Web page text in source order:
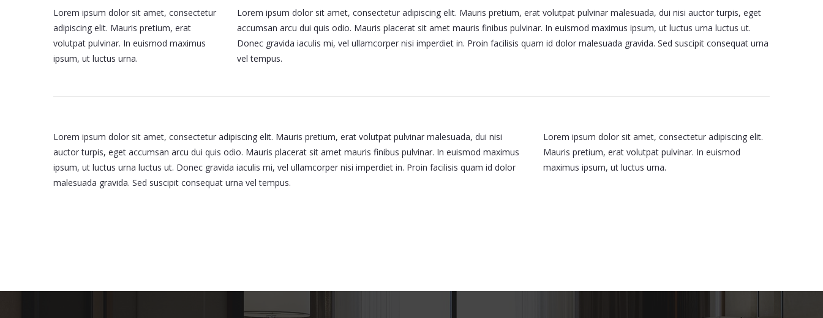
Lorem ipsum dolor sit amet, consectetur
adipiscing elit. Mauris pretium, erat
volutpat pulvinar. In euismod maximus
ipsum, ut luctus urna.
Lorem ipsum dolor sit amet, consectetur adipiscing elit. Mauris pretium, erat volutpat pulvinar malesuada, dui nisi auctor turpis, eget
accumsan arcu dui quis odio. Mauris placerat sit amet mauris finibus pulvinar. In euismod maximus ipsum, ut luctus urna luctus ut.
Donec gravida iaculis mi, vel ullamcorper nisi imperdiet in. Proin facilisis quam id dolor malesuada gravida. Sed suscipit consequat urna
vel tempus.
Lorem ipsum dolor sit amet, consectetur adipiscing elit. Mauris pretium, erat volutpat pulvinar malesuada, dui nisi
auctor turpis, eget accumsan arcu dui quis odio. Mauris placerat sit amet mauris finibus pulvinar. In euismod maximus
ipsum, ut luctus urna luctus ut. Donec gravida iaculis mi, vel ullamcorper nisi imperdiet in. Proin facilisis quam id dolor
malesuada gravida. Sed suscipit consequat urna vel tempus.
Lorem ipsum dolor sit amet, consectetur adipiscing elit.
Mauris pretium, erat volutpat pulvinar. In euismod
maximus ipsum, ut luctus urna.